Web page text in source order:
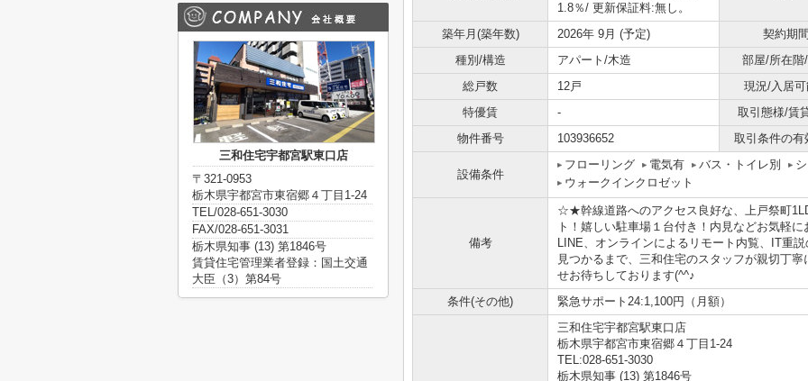
1.8％/ 更新保証料:無し。
築年月(築年数) 2026年 9月 (予定)
契約期
種別/構造
アパート/木造
部屋/所在階
総戸数
12戸
現況/入居
特優賃
-
取引態様/賃
物件番号
103936652 取引条件の有
設備条件
フローリング 電気有 バス・トイレ別
ウォークインクロゼット
備考
☆★幹線道路へのアクセス良好な、上戸祭町
ト！嬉しい駐車場１台付き！内見などお気軽
LINE、オンラインによるリモート内覧、IT重
見つかるまで、三和住宅のスタッフが親切丁
せお待ちしております(^^♪
条件(その他)
緊急サポート24:1,100円（月額）
三和住宅宇都宮駅東口店
栃木県宇都宮市東宿郷４丁目1-24
TEL:028-651-3030
栃木県知事 (13) 第1846号
三和住宅宇都宮駅東口店
〒321-0953
栃木県宇都宮市東宿郷４丁目1-24
TEL/028-651-3030
FAX/028-651-3031
栃木県知事 (13) 第1846号
賃貸住宅管理業者登録：国土交通
大臣（3）第84号